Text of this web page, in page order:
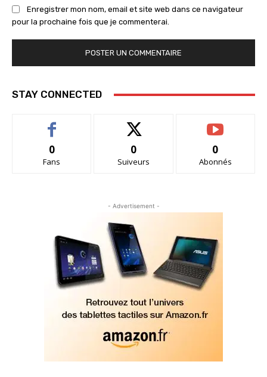
Enregistrer mon nom, email et site web dans ce navigateur
pour la prochaine fois que je commenterai.
STAY CONNECTED
0
Fans
0
Suiveurs
0
Abonnés
- Advertisement -